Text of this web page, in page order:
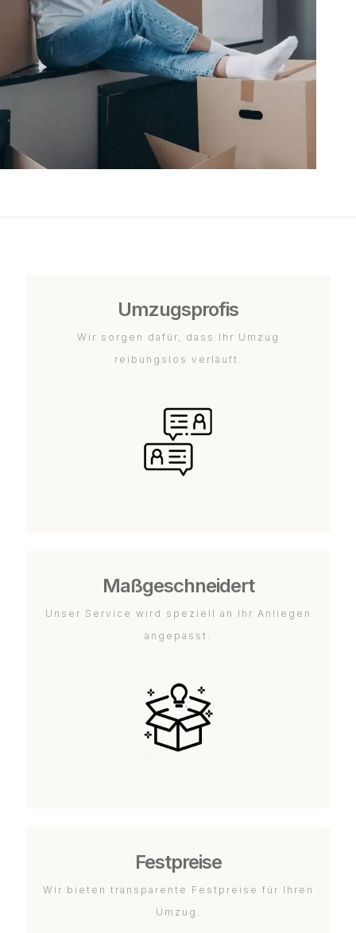
Umzugsprofis
Wir sorgen dafür, dass Ihr Umzug
reibungslos verläuft.
Maßgeschneidert
Unser Service wird speziell an Ihr Anliegen
angepasst.
Festpreise
Wir bieten transparente Festpreise für Ihren
Umzug.